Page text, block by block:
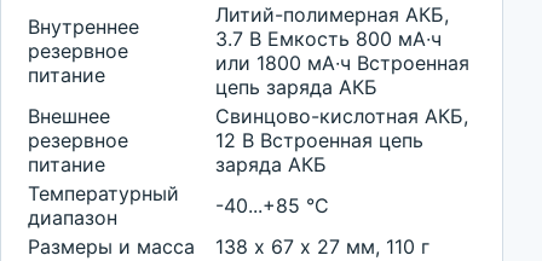
Внутреннее
резервное
питание
Литий-полимерная АКБ,
3.7 В Емкость 800 мА∙ч
или 1800 мА∙ч Встроенная
цепь заряда АКБ
Внешнее
резервное
питание
Свинцово-кислотная АКБ,
12 В Встроенная цепь
заряда АКБ
Температурный
диапазон
-40...+85 °С
Размеры и масса
138 х 67 х 27 мм, 110 г